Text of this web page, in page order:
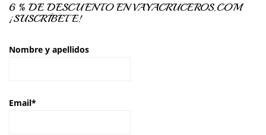
6 % DE DESCUENTO EN VAYACRUCEROS.COM
¡SUSCRÍBETE!
Nombre y apellidos
Email*